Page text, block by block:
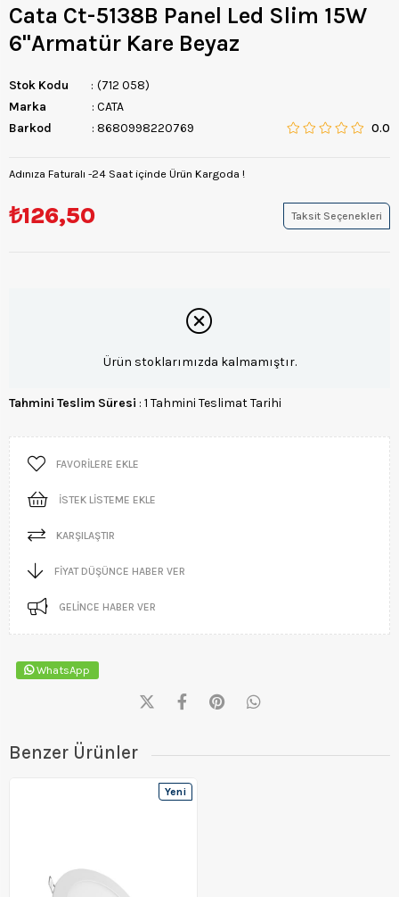
Cata Ct-5138B Panel Led Slim 15W
6''Armatür Kare Beyaz
Stok Kodu
(712 058)
Marka
: CATA
Barkod
: 8680998220769 0.0
Adınıza Faturalı -24 Saat içinde Ürün Kargoda !
₺126,50 Taksit Seçenekleri
Ürün stoklarımızda kalmamıştır.
Tahmini Teslim Süresi : 1 Tahmini Teslimat Tarihi
FAVORILERE EKLE
İSTEK LISTEME EKLE
KARŞILAŞTIR
FIYAT DÜŞÜNCE HABER VER
GELINCE HABER VER
WhatsApp
Benzer Ürünler
Yeni